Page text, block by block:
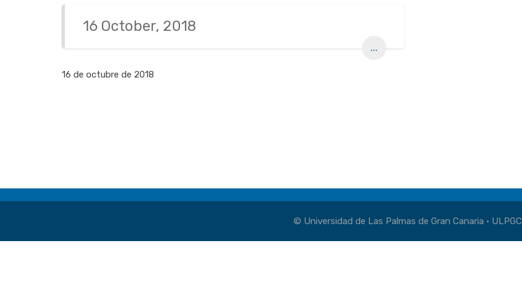
16 October, 2018
...
16 de octubre de 2018
© Universidad de Las Palmas de Gran Canaria · ULPGC